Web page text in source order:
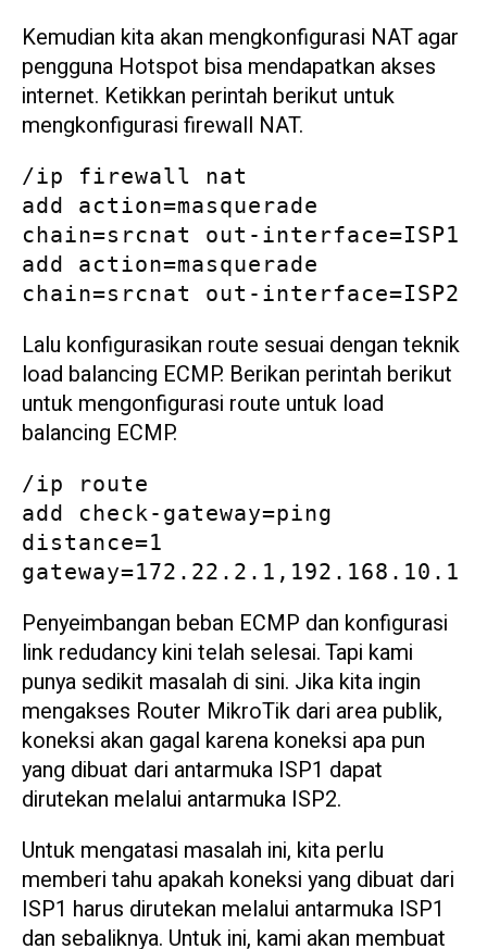
Kemudian kita akan mengkonfigurasi NAT agar
pengguna Hotspot bisa mendapatkan akses
internet. Ketikkan perintah berikut untuk
mengkonfigurasi firewall NAT.
/ip firewall nat
add action=masquerade
chain=srcnat out-interface=ISP1
add action=masquerade
chain=srcnat out-interface=ISP2
Lalu konfigurasikan route sesuai dengan teknik
load balancing ECMP. Berikan perintah berikut
untuk mengonfigurasi route untuk load
balancing ECMP.
/ip route
add check-gateway=ping
distance=1
gateway=172.22.2.1,192.168.10.1
Penyeimbangan beban ECMP dan konfigurasi
link redudancy kini telah selesai. Tapi kami
punya sedikit masalah di sini. Jika kita ingin
mengakses Router MikroTik dari area publik,
koneksi akan gagal karena koneksi apa pun
yang dibuat dari antarmuka ISP1 dapat
dirutekan melalui antarmuka ISP2.
Untuk mengatasi masalah ini, kita perlu
memberi tahu apakah koneksi yang dibuat dari
ISP1 harus dirutekan melalui antarmuka ISP1
dan sebaliknya. Untuk ini, kami akan membuat